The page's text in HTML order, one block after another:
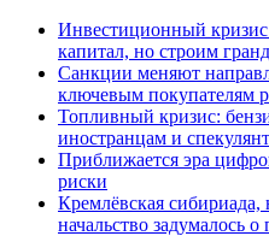
Инвестиционный
капитал, но строим
Санкции меняют
ключевым покупателям
Топливный кризис:
иностранцам и
Приближается эра
риски
Кремлёвская сибириада,
начальство задумалось о